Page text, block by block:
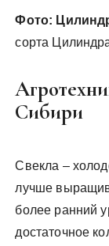
Фото:
сорта
Сибири
Свекла –
лучше
более ранний
достаточное